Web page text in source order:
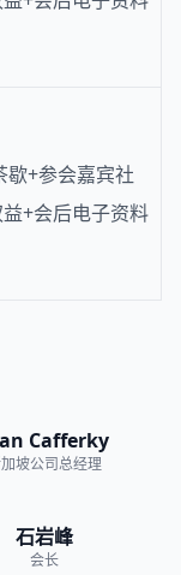
歇+参会嘉宾社
+会后电子资料
Cafferky
坡公司总经理
石岩峰
会长